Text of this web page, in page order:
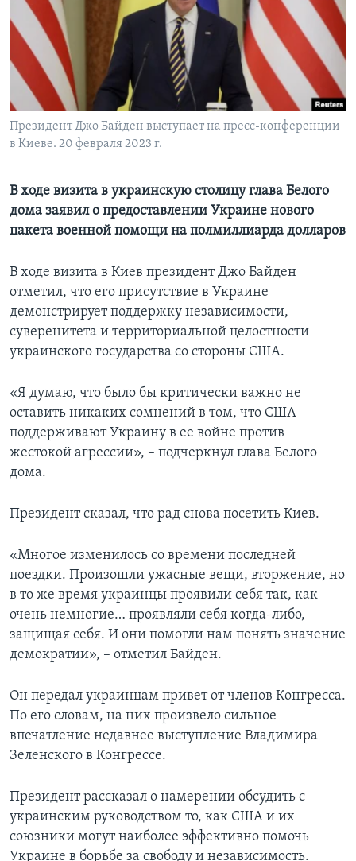
Learning English
СОЦИАЛЬНЫЕ СЕТИ
Языки
Президент Джо Байден выступает на пресс-конференции
в Киеве. 20 февраля 2023 г.
В ходе визита в украинскую столицу глава Белого
дома заявил о предоставлении Украине нового
пакета военной помощи на полмиллиарда долларов
В ходе визита в Киев президент Джо Байден
отметил, что его присутствие в Украине
демонстрирует поддержку независимости,
суверенитета и территориальной целостности
украинского государства со стороны США.
«Я думаю, что было бы критически важно не
оставить никаких сомнений в том, что США
поддерживают Украину в ее войне против
жестокой агрессии», – подчеркнул глава Белого
дома.
Президент сказал, что рад снова посетить Киев.
«Многое изменилось со времени последней
поездки. Произошли ужасные вещи, вторжение, но
в то же время украинцы проявили себя так, как
очень немногие… проявляли себя когда-либо,
защищая себя. И они помогли нам понять значение
демократии», – отметил Байден.
Он передал украинцам привет от членов Конгресса.
По его словам, на них произвело сильное
впечатление недавнее выступление Владимира
Зеленского в Конгрессе.
Президент рассказал о намерении обсудить с
украинским руководством то, как США и их
союзники могут наиболее эффективно помочь
Украине в борьбе за свободу и независимость.